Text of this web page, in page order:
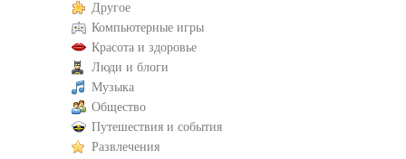
Другое
Компьютерные игры
Красота и здоровье
Люди и блоги
Музыка
Общество
Путешествия и события
Развлечения